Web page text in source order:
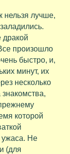
нельзя лучше,
дракой
произошло
быстро, и,
минут, их
несколько
которой
ужаса. Не
(для